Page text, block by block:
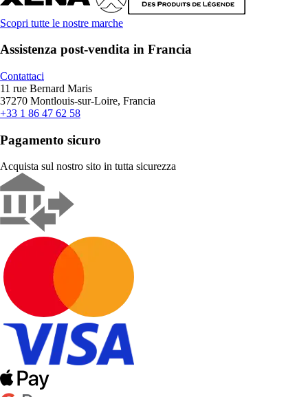
Scopri tutte le nostre marche
Assistenza post-vendita in Francia
Contattaci
11 rue Bernard Maris
37270 Montlouis-sur-Loire, Francia
+33 1 86 47 62 58
Pagamento sicuro
Acquista sul nostro sito in tutta sicurezza